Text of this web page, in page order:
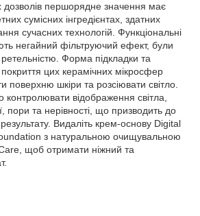
першорядне значення має
сумісних інгредієнтах, здатних
сучасних технологій. Функціональні
негайний фільтруючий ефект, були
Форма підкладки та
цих керамічних мікросфер
поверхню шкіри та розсіювати світло.
контролювати відображення світла,
пори та нерівності, що призводить до
Видаліть крем-основу Digital
з натуральною очищувальною
Care, щоб отримати ніжний та